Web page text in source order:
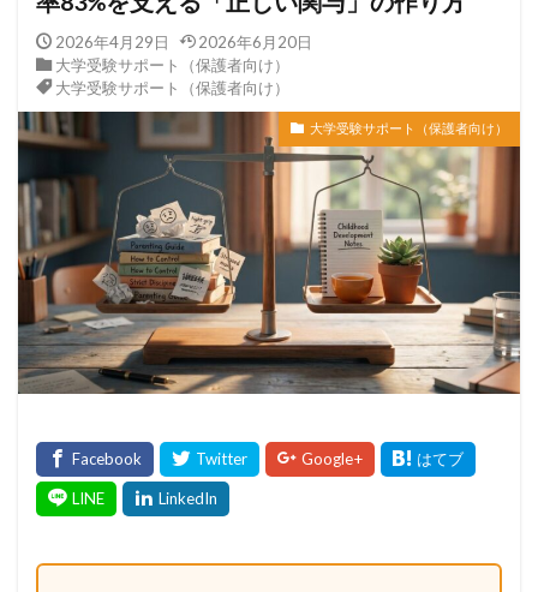
2026年4月29日
2026年6月20日
大学受験サポート（保護者向け）
大学受験サポート（保護者向け）
大学受験サポート（保護者向け）